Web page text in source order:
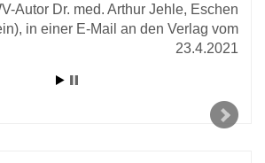
Autor Dr. med. Arthur Jehle, Eschen
in einer E-Mail an den Verlag vom
23.4.2021